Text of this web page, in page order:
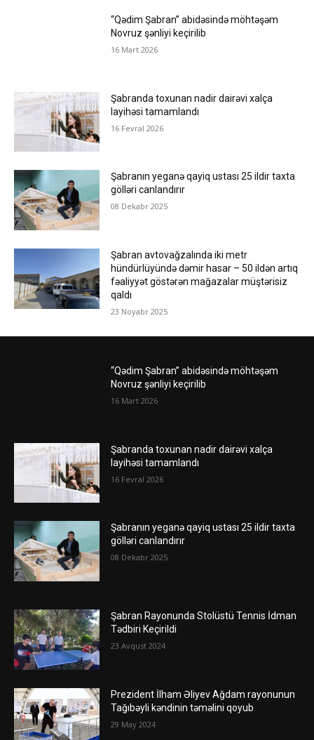
“Qədim Şabran” abidəsində möhtəşəm
Novruz şənliyi keçirilib
16 Mart 2026
Şabranda toxunan nadir dairəvi xalça
layihəsi tamamlandı
16 Fevral 2026
Şabranın yeganə qayiq ustası 25 ildir taxta
gölləri canlandırır
08 Dekabr 2025
Şabran avtovağzalında iki metr
hündürlüyündə dəmir hasar – 50 ildən artıq
fəaliyyət göstərən mağazalar müştərisiz
qaldı
23 Noyabr 2025
“Qədim Şabran” abidəsində möhtəşəm
Novruz şənliyi keçirilib
16 Mart 2026
Şabranda toxunan nadir dairəvi xalça
layihəsi tamamlandı
16 Fevral 2026
Şabranın yeganə qayiq ustası 25 ildir taxta
gölləri canlandırır
08 Dekabr 2025
Şabran Rayonunda Stolüstü Tennis İdman
Tədbiri Keçirildi
23 Avqust 2024
Prezident İlham Əliyev Ağdam rayonunun
Tağıbəyli kəndinin təməlini qoyub
29 May 2024